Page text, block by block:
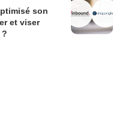
son
et viser
?